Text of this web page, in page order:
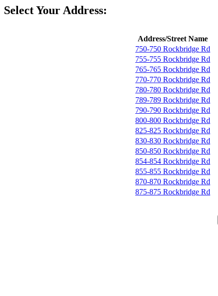
Select Your Address:
Address/Street Name
750-750 Rockbridge Rd
755-755 Rockbridge Rd
765-765 Rockbridge Rd
770-770 Rockbridge Rd
780-780 Rockbridge Rd
789-789 Rockbridge Rd
790-790 Rockbridge Rd
800-800 Rockbridge Rd
825-825 Rockbridge Rd
830-830 Rockbridge Rd
850-850 Rockbridge Rd
854-854 Rockbridge Rd
855-855 Rockbridge Rd
870-870 Rockbridge Rd
875-875 Rockbridge Rd